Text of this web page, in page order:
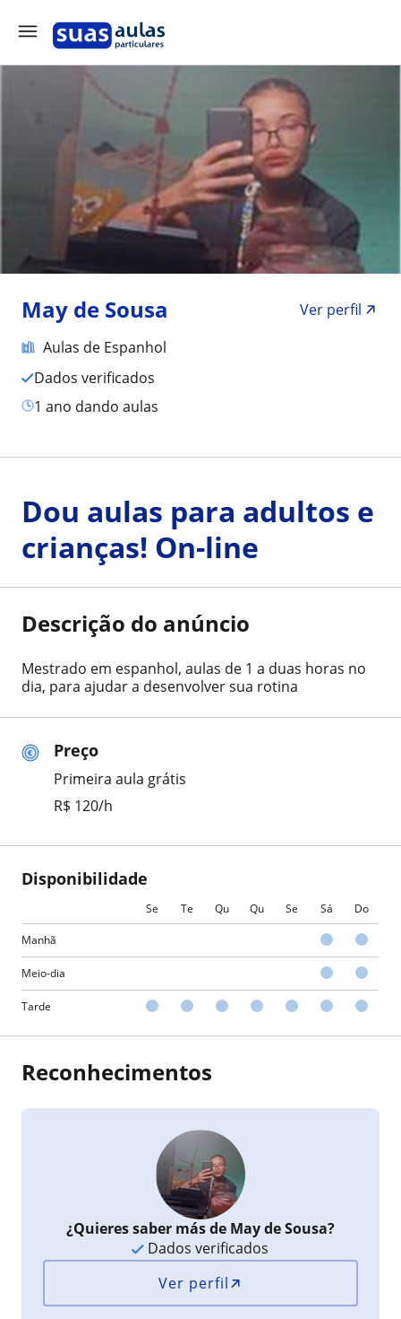
May de Sousa
Ver perfil
Aulas de Espanhol
Dados verificados
1 ano dando aulas
Preço
Primeira aula grátis
R$ 120/h
Disponibilidade
Se Te Qu Qu Se Sá Do
Manhã
Meio-dia
Tarde
Dou aulas para adultos e
crianças! On-line
Descrição do anúncio
Mestrado em espanhol, aulas de 1 a duas horas no
dia, para ajudar a desenvolver sua rotina
Reconhecimentos
¿Quieres saber más de May de Sousa?
Dados verificados
Ver perfil